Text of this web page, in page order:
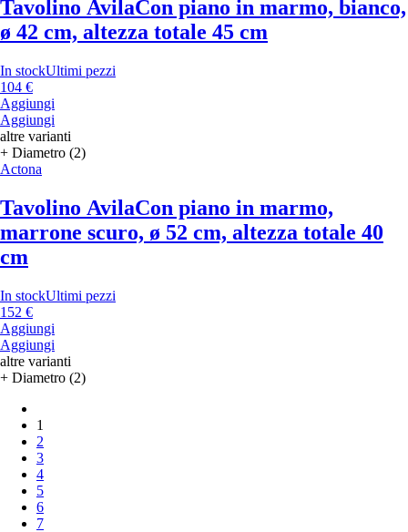
Tavolino AvilaCon piano in marmo, bianco,
ø 42 cm, altezza totale 45 cm
In stockUltimi pezzi
104 €
Aggiungi
Aggiungi
altre varianti
+ Diametro (2)
Actona
Tavolino AvilaCon piano in marmo,
marrone scuro, ø 52 cm, altezza totale 40
cm
In stockUltimi pezzi
152 €
Aggiungi
Aggiungi
altre varianti
+ Diametro (2)
1
2
3
4
5
6
7